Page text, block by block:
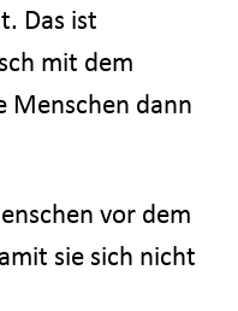
Das ist
mit dem
Menschen dann
vor dem
sie sich nicht